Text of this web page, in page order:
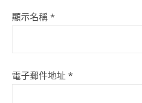
顯示名稱 *
電子郵件地址 *